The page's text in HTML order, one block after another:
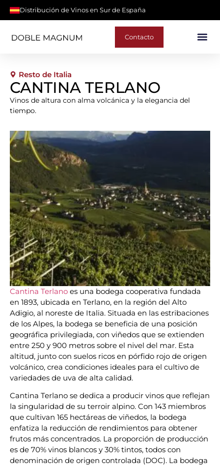
Distribución de Vinos en Sur de España
Contacto
Resto de Italia
CANTINA TERLANO
Vinos de altura con alma volcánica y la elegancia del
tiempo.
Cantina Terlano es una bodega cooperativa fundada
en 1893, ubicada en Terlano, en la región del Alto
Adigio, al noreste de Italia. Situada en las estribaciones
de los Alpes, la bodega se beneficia de una posición
geográfica privilegiada, con viñedos que se extienden
entre 250 y 900 metros sobre el nivel del mar. Esta
altitud, junto con suelos ricos en pórfido rojo de origen
volcánico, crea condiciones ideales para el cultivo de
variedades de uva de alta calidad.
Cantina Terlano se dedica a producir vinos que reflejan
la singularidad de su terroir alpino. Con 143 miembros
que cultivan 165 hectáreas de viñedos, la bodega
enfatiza la reducción de rendimientos para obtener
frutos más concentrados. La proporción de producción
es de 70% vinos blancos y 30% tintos, todos con
denominación de origen controlada (DOC). La bodega